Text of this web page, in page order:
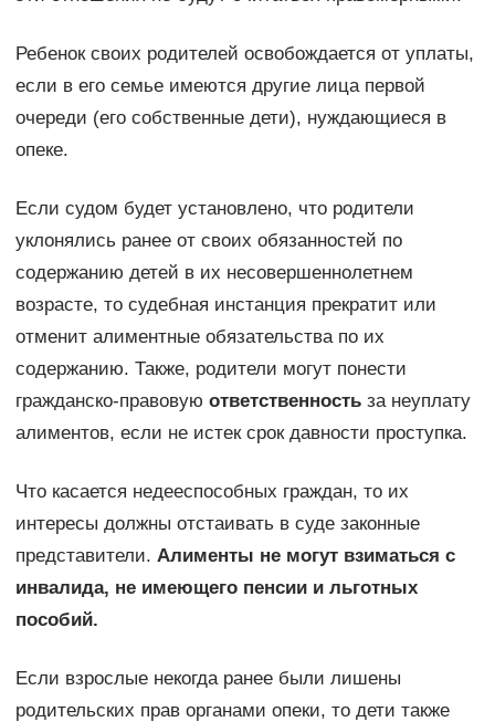
Ребенок своих родителей освобождается от уплаты,
если в его семье имеются другие лица первой
очереди (его собственные дети), нуждающиеся в
опеке.
Если судом будет установлено, что родители
уклонялись ранее от своих обязанностей по
содержанию детей в их несовершеннолетнем
возрасте, то судебная инстанция прекратит или
отменит алиментные обязательства по их
содержанию. Также, родители могут понести
гражданско-правовую ответственностьза неуплату
алиментов, если не истек срок давности проступка.
Что касается недееспособных граждан, то их
интересы должны отстаивать в суде законные
представители. Алименты не могут взиматься с
инвалида, не имеющего пенсии и льготных
пособий.
Если взрослые некогда ранее были лишены
родительских прав органами опеки, то дети также